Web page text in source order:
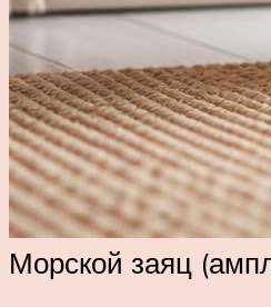
Морской заяц